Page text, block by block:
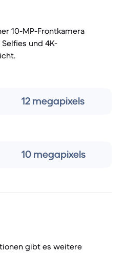
10-MP-Frontkamera
und 4K-
12 megapixels
10 megapixels
gibt es weitere